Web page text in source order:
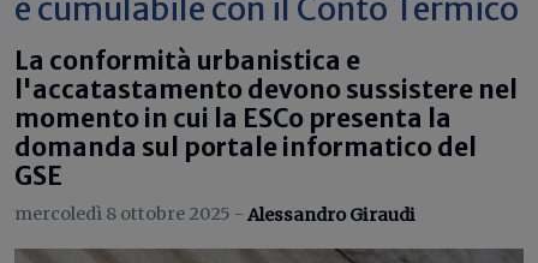
è cumulabile con il Conto Termico
La conformità urbanistica e
l'accatastamento devono sussistere nel
momento in cui la ESCo presenta la
domanda sul portale informatico del
GSE
mercoledì 8 ottobre 2025 - Alessandro Giraudi